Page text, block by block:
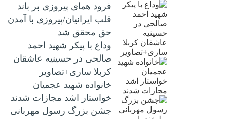
فرود همای پیروزی بر باند
قلب ایرانیان/پیروزی با آمدن
حق محقق شد
وداع با پیکر شهید احمد
صالحی‌ در حسینیه عاشقان
کربلا ساری+تصاویر
خانواده شهید عجمیان
خواستار اشد مجازات شدند
جشن بزرگ رسول مهربانی